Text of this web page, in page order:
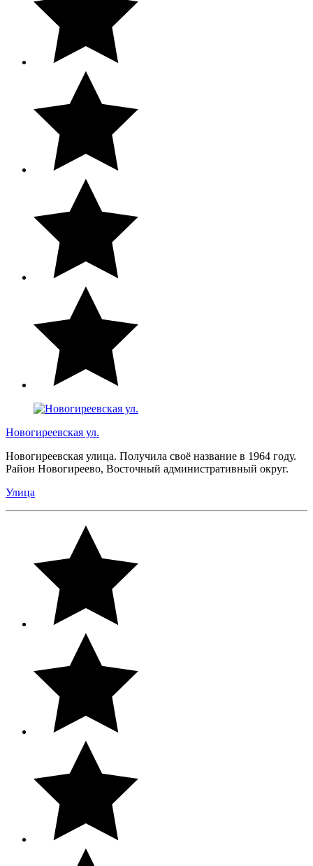
Новогиреевская ул.
Новогиреевская улица. Получила своё название в 1964 году.
Район Новогиреево, Восточный административный округ.
Улица